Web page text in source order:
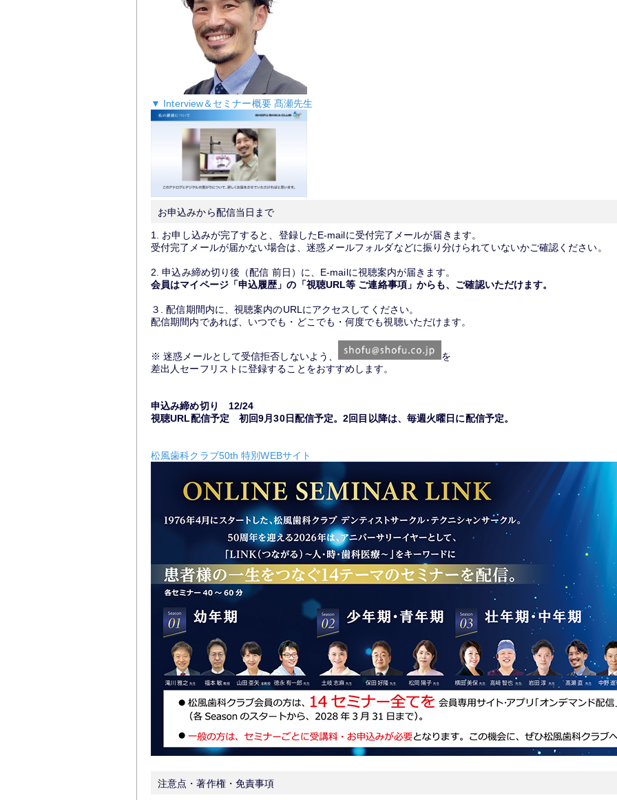
▼ Interview＆セミナー概要 髙瀬先生
お申込みから配信当日まで
1. お申し込みが完了すると、登録したE-mailに受付完了メールが届きます。
受付完了メールが届かない場合は、迷惑メールフォルダなどに振り分けられていないかご確認ください
2. 申込み締め切り後（配信 前日）に、E-mailに視聴案内が届きます。
会員はマイページ「申込履歴」の「視聴URL等 ご連絡事項」からも、ご確認いただけます。
３. 配信期間内に、視聴案内のURLにアクセスしてください。
配信期間内であれば、いつでも・どこでも・何度でも視聴いただけます。
※ 迷惑メールとして受信拒否しないよう、
を
差出人セーフリストに登録することをおすすめします。
申込み締め切り 12/24
視聴URL配信予定 初回9月30日配信予定。2回目以降は、毎週火曜日に配信予定。
松風歯科クラブ50th 特別WEBサイト
注意点・著作権・免責事項